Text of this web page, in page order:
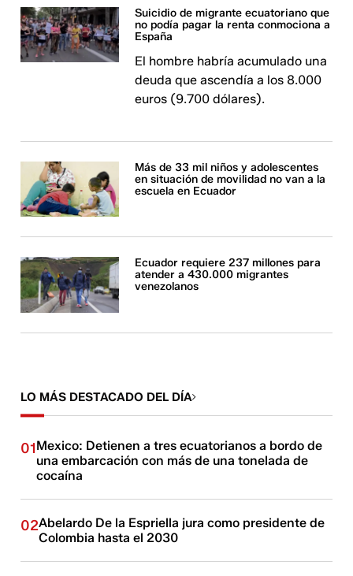
Suicidio de migrante ecuatoriano que
no podía pagar la renta conmociona a
España
El hombre habría acumulado una
deuda que ascendía a los 8.000
euros (9.700 dólares).
Más de 33 mil niños y adolescentes
en situación de movilidad no van a la
escuela en Ecuador
Ecuador requiere 237 millones para
atender a 430.000 migrantes
venezolanos
LO MÁS DESTACADO DEL DÍA
01Mexico: Detienen a tres ecuatorianos a bordo de
una embarcación con más de una tonelada de
cocaína
02Abelardo De la Espriella jura como presidente de
Colombia hasta el 2030